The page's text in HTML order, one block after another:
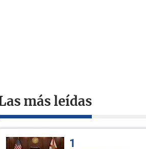
más leídas